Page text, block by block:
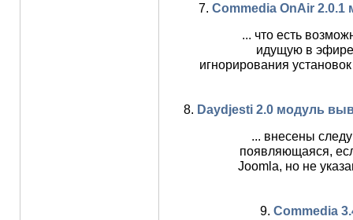
7. Commedia OnAir
... что есть
идущую в
игнорирования
8. Daydjesti 2.0 модуль
... внесены
появляющаяся,
Joomla, но не
9. Commedia